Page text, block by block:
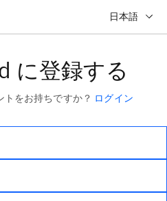
日本語
に登録する
をお持ちですか？ ログイン